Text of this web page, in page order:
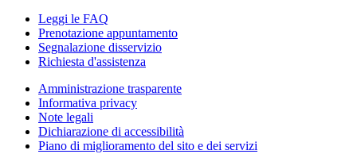
Leggi le FAQ
Prenotazione appuntamento
Segnalazione disservizio
Richiesta d'assistenza
Amministrazione trasparente
Informativa privacy
Note legali
Dichiarazione di accessibilità
Piano di miglioramento del sito e dei servizi